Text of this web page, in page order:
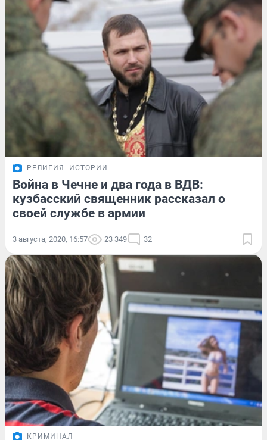
РЕЛИГИЯ ИСТОРИИ
Война в Чечне и два года в ВДВ:
кузбасский священник рассказал о
своей службе в армии
3 августа, 2020, 16:57 23 349 32
КРИМИНАЛ